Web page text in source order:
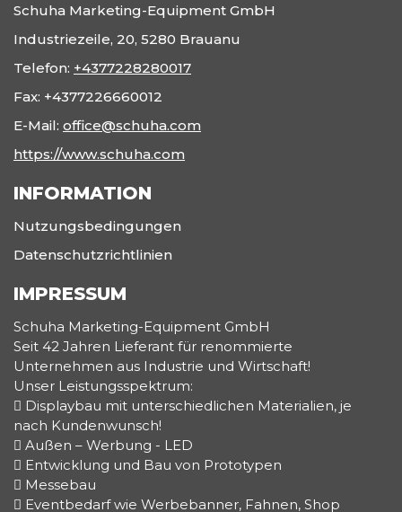
Schuha Marketing-Equipment GmbH
Industriezeile, 20, 5280 Brauanu
Telefon: +4377228280017
Fax: +4377226660012
E-Mail: office@schuha.com
https://www.schuha.com
INFORMATION
Nutzungsbedingungen
Datenschutzrichtlinien
IMPRESSUM
Schuha Marketing-Equipment GmbH
Seit 42 Jahren Lieferant für renommierte
Unternehmen aus Industrie und Wirtschaft!
Unser Leistungsspektrum:
 Displaybau mit unterschiedlichen Materialien, je
nach Kundenwunsch!
 Außen – Werbung - LED
 Entwicklung und Bau von Prototypen
 Messebau
 Eventbedarf wie Werbebanner, Fahnen, Shop